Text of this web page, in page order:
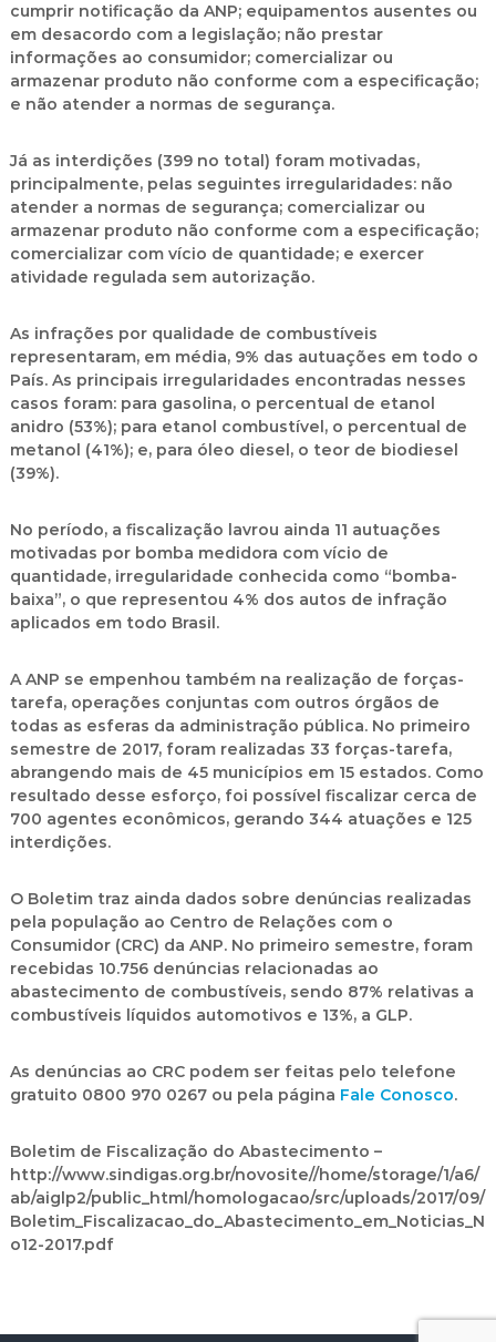
cumprir notificação da ANP; equipamentos ausentes ou
em desacordo com a legislação; não prestar
informações ao consumidor; comercializar ou
armazenar produto não conforme com a especificação;
e não atender a normas de segurança.
Já as interdições (399 no total) foram motivadas,
principalmente, pelas seguintes irregularidades: não
atender a normas de segurança; comercializar ou
armazenar produto não conforme com a especificação;
comercializar com vício de quantidade; e exercer
atividade regulada sem autorização.
As infrações por qualidade de combustíveis
representaram, em média, 9% das autuações em todo o
País. As principais irregularidades encontradas nesses
casos foram: para gasolina, o percentual de etanol
anidro (53%); para etanol combustível, o percentual de
metanol (41%); e, para óleo diesel, o teor de biodiesel
(39%).
No período, a fiscalização lavrou ainda 11 autuações
motivadas por bomba medidora com vício de
quantidade, irregularidade conhecida como “bomba-
baixa”, o que representou 4% dos autos de infração
aplicados em todo Brasil.
A ANP se empenhou também na realização de forças-
tarefa, operações conjuntas com outros órgãos de
todas as esferas da administração pública. No primeiro
semestre de 2017, foram realizadas 33 forças-tarefa,
abrangendo mais de 45 municípios em 15 estados. Como
resultado desse esforço, foi possível fiscalizar cerca de
700 agentes econômicos, gerando 344 atuações e 125
interdições.
O Boletim traz ainda dados sobre denúncias realizadas
pela população ao Centro de Relações com o
Consumidor (CRC) da ANP. No primeiro semestre, foram
recebidas 10.756 denúncias relacionadas ao
abastecimento de combustíveis, sendo 87% relativas a
combustíveis líquidos automotivos e 13%, a GLP.
As denúncias ao CRC podem ser feitas pelo telefone
gratuito 0800 970 0267 ou pela página Fale Conosco.
Boletim de Fiscalização do Abastecimento –
http://www.sindigas.org.br/novosite//home/storage/1/a6/
ab/aiglp2/public_html/homologacao/src/uploads/2017/09/
Boletim_Fiscalizacao_do_Abastecimento_em_Noticias_N
o12-2017.pdf